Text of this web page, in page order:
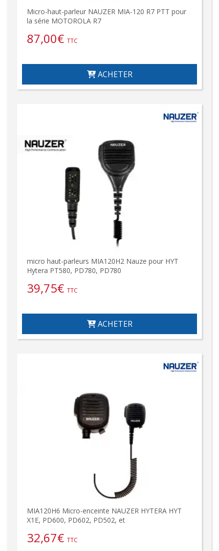
Micro-haut-parleur NAUZER MIA-120 R7 PTT pour
la série MOTOROLA R7
87,00€ TTC
ACHETER
micro haut-parleurs MIA120H2 Nauze pour HYT
Hytera PT580, PD780, PD780
39,75€ TTC
ACHETER
MIA120H6 Micro-enceinte NAUZER HYTERA HYT
X1E, PD600, PD602, PD502, et
32,67€ TTC